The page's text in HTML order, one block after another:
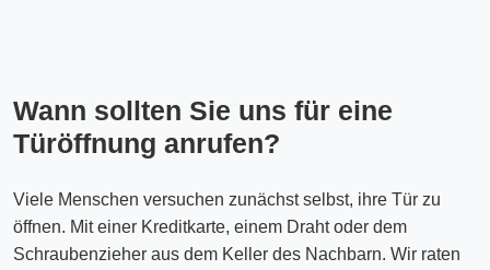
Wann sollten Sie uns für eine
Türöffnung anrufen?
Viele Menschen versuchen zunächst selbst, ihre Tür zu
öffnen. Mit einer Kreditkarte, einem Draht oder dem
Schraubenzieher aus dem Keller des Nachbarn. Wir raten